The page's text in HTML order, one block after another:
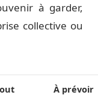
à garder,
collective ou
À prévoir